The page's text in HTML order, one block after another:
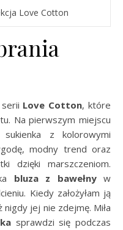
Love Cotton
Love Cotton, które
Na pierwszym miejscu
sukienka z kolorowymi
modny trend oraz
dzięki marszczeniom.
bluza z bawełnyw
Kiedy założyłam ją
jej nie zdejmę. Miła
sprawdzi się podczas